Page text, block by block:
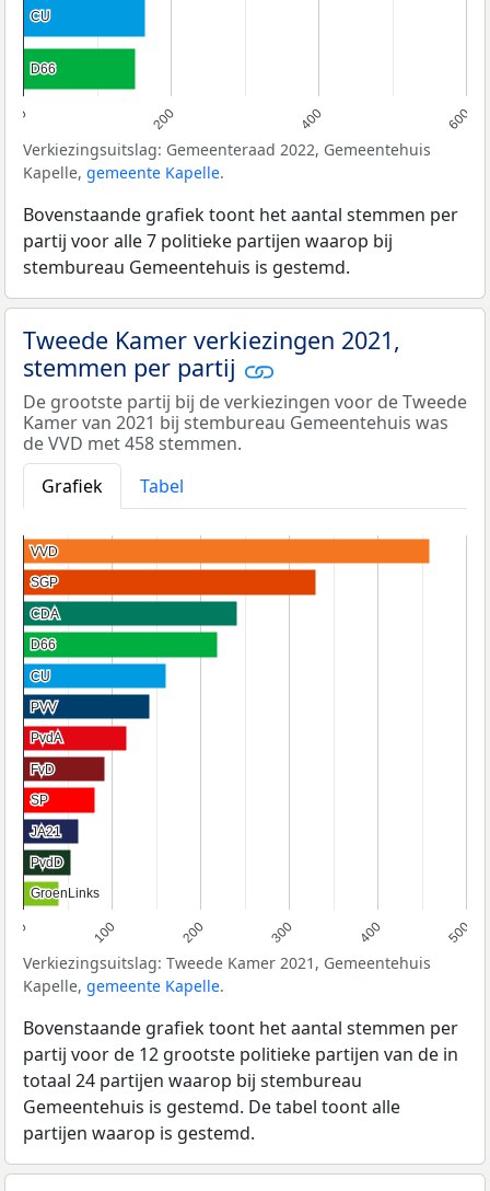
0 200 400 600
CU
CU
D66
D66
Verkiezingsuitslag: Gemeenteraad 2022, Gemeentehuis
Kapelle, gemeente Kapelle.
Bovenstaande grafiek toont het aantal stemmen per
partij voor alle 7 politieke partijen waarop bij
stembureau Gemeentehuis is gestemd.
Tweede Kamer verkiezingen 2021,
stemmen per partij
De grootste partij bij de verkiezingen voor de Tweede
Kamer van 2021 bij stembureau Gemeentehuis was
de VVD met 458 stemmen.
Grafiek
Tabel
0 100 200 300 400 500
VVD
VVD
SGP
SGP
CDA
CDA
D66
D66
CU
CU
PVV
PVV
PvdA
PvdA
FvD
FvD
SP
SP
JA21
JA21
PvdD
PvdD
GroenLinks
GroenLinks
Verkiezingsuitslag: Tweede Kamer 2021, Gemeentehuis
Kapelle, gemeente Kapelle.
Bovenstaande grafiek toont het aantal stemmen per
partij voor de 12 grootste politieke partijen van de in
totaal 24 partijen waarop bij stembureau
Gemeentehuis is gestemd. De tabel toont alle
partijen waarop is gestemd.